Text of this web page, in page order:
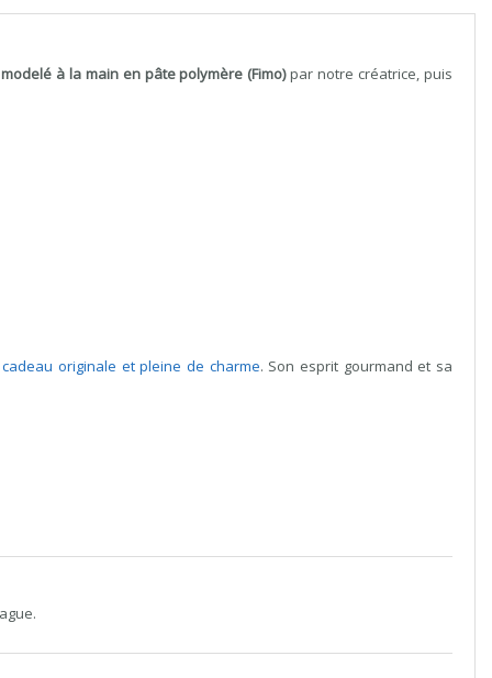
modelé à la main en pâte polymère (Fimo)par notre créatrice, puis
originale et pleine de charme. Son esprit gourmand et sa